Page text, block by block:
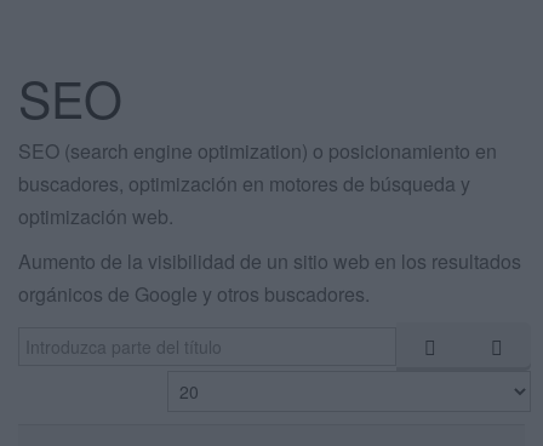
SEO
SEO (search engine optimization) o posicionamiento en
buscadores, optimización en motores de búsqueda y
optimización web.
Aumento de la visibilidad de un sitio web en los resultados
orgánicos de Google y otros buscadores.
Introduzca parte del título
Cantidad a mostrar